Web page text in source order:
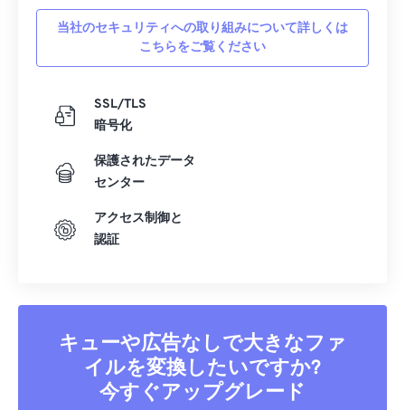
当社のセキュリティへの取り組みについて詳しくは
こちらをご覧ください
SSL/TLS
暗号化
保護されたデータ
センター
アクセス制御と
認証
キューや広告なしで大きなファ
イルを変換したいですか?
今すぐアップグレード